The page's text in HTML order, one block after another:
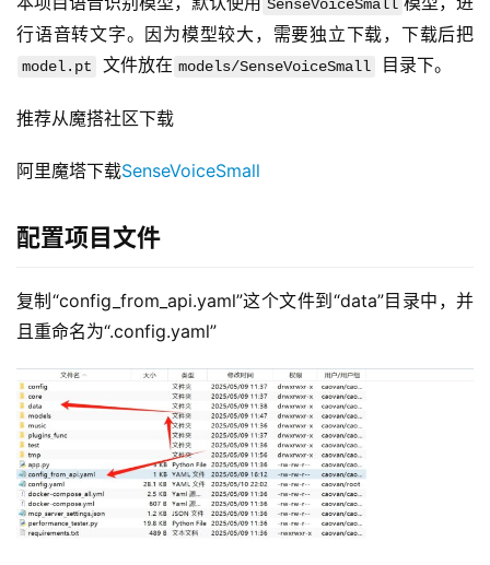
SenseVoiceSmall
行语音转文字。因为模型较大，需要独立下载，下载后把
model.pt 文件放在 models/SenseVoiceSmall 目录下。
推荐从魔搭社区下载
阿里魔塔下载SenseVoiceSmall
配置项目文件
复制“config_from_api.yaml”这个文件到“data”目录中，并
且重命名为“.config.yaml”